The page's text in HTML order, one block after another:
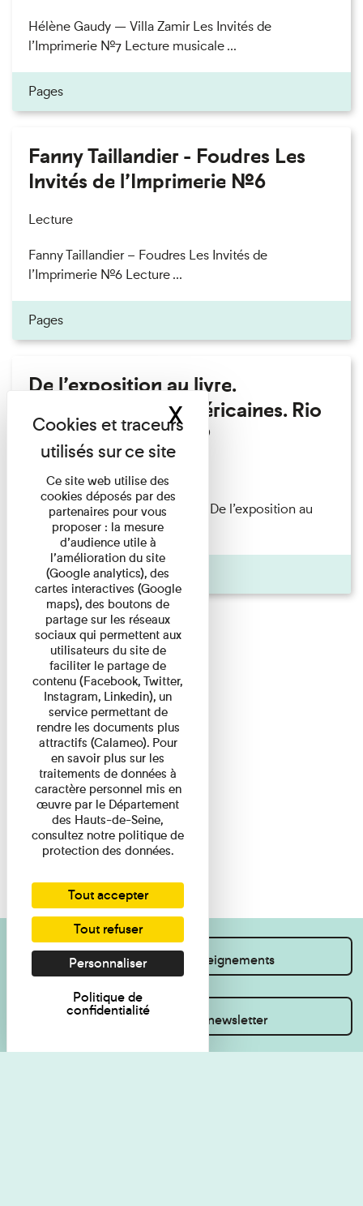
Hélène Gaudy — Villa Zamir Les Invités de
l’Imprimerie n°7 Lecture musicale ...
Pages
Fanny Taillandier - Foudres Les
Invités de l’Imprimerie n°6
Lecture
Fanny Taillandier – Foudres Les Invités de
l’Imprimerie n°6 Lecture ...
Pages
De l’exposition au livre.
Modernités sud-américaines. Rio
– Buenos Aires 1909
Lecture
Les Invités de l’Imprimerie n°8. De l’exposition au
livre. Modernités ...
Pages
Je souhaite des renseignements
Inscrivez-vous à la newsletter
Ce site web utilise des
cookies déposés par des
partenaires pour vous
proposer : la mesure
d’audience utile à
l’amélioration du site
(Google analytics), des
cartes interactives (Google
maps), des boutons de
partage sur les réseaux
sociaux qui permettent aux
utilisateurs du site de
faciliter le partage de
contenu (Facebook, Twitter,
Instagram, Linkedin), un
service permettant de
rendre les documents plus
attractifs (Calameo). Pour
en savoir plus sur les
traitements de données à
caractère personnel mis en
œuvre par le Département
des Hauts-de-Seine,
consultez notre politique de
protection des données.
Tout accepter
Tout refuser
Personnaliser
Politique de
confidentialité
XMasquer le